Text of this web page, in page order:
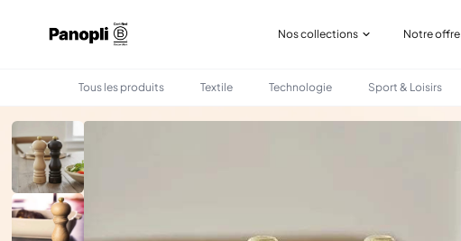
Nos collections Notre offre
Tous les produits Textile Technologie Sport & Loisirs
MAISON DUO MOULINS SEL & POIVRE PEUGEOT - MODÈLE PARIS